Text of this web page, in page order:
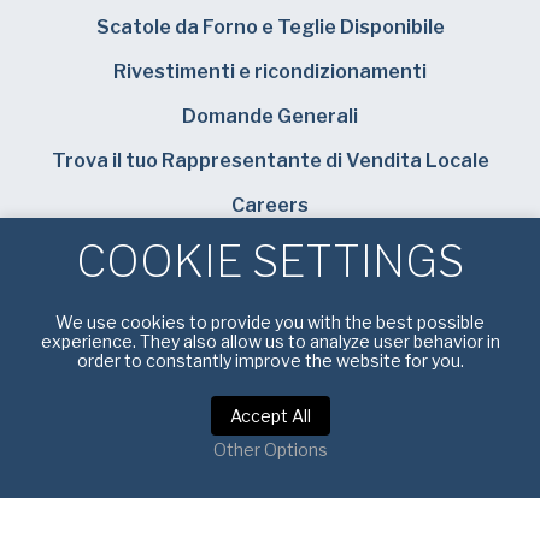
Scatole da Forno e Teglie Disponibile
Rivestimenti e ricondizionamenti
Domande Generali
Trova il tuo Rappresentante di Vendita Locale
Careers
Bundy Baking Solutions
Informativa sulla privacy|Condizioni di servizio
riservati.
COOKIE SETTINGS
We use cookies to provide you with the best possible
experience. They also allow us to analyze user behavior in
order to constantly improve the website for you.
Accept All
Other Options